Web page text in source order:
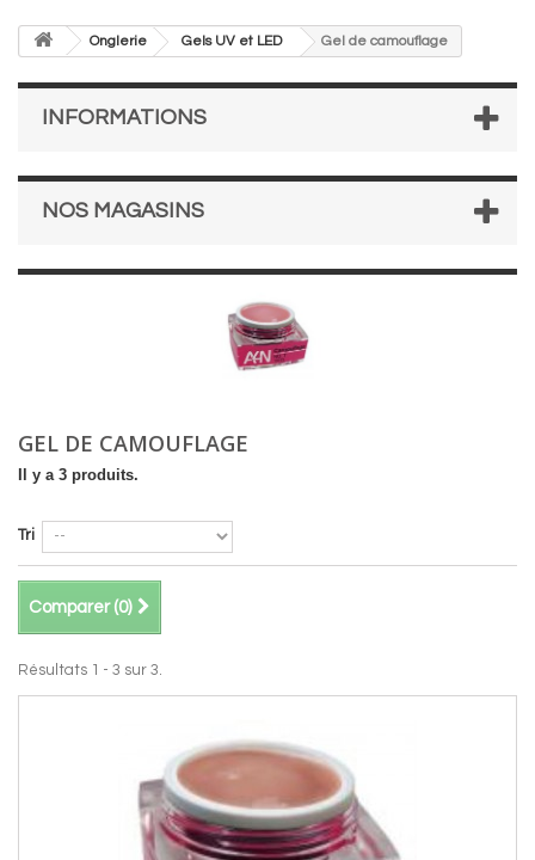
Onglerie Gels UV et LED Gel de camouflage
INFORMATIONS
NOS MAGASINS
GEL DE CAMOUFLAGE
Il y a 3 produits.
Tri
Comparer (0)
Résultats 1 - 3 sur 3.